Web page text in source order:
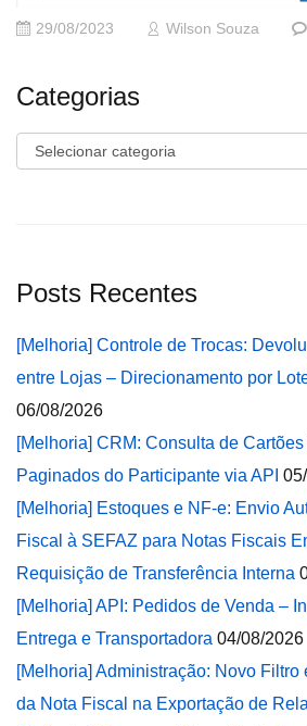
29/08/2023 Wilson Souza
Categorias
Categorias
Posts Recentes
[Melhoria] Controle de Trocas:
entre Lojas – Direcionamento por
06/08/2026
[Melhoria] CRM: Consulta de
Paginados do Participante via API
[Melhoria] Estoques e NF-e: Envio
Fiscal à SEFAZ para Notas Fiscais
Requisição de Transferência Interna
[Melhoria] API: Pedidos de Venda –
Entrega e Transportadora 04/08/2026
[Melhoria] Administração: Novo Filtro
da Nota Fiscal na Exportação de